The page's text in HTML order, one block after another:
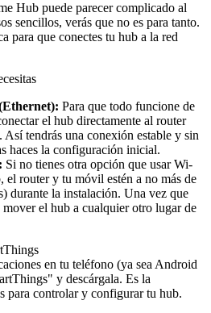
Hub puede parecer complicado al
sencillos, verás que no es para tanto.
para que conectes tu hub a la red
Para que todo funcione de
el hub directamente al router
Así tendrás una conexión estable y sin
haces la configuración inicial.
Si no tienes otra opción que usar Wi-
el router y tu móvil estén a no más de
durante la instalación. Una vez que
mover el hub a cualquier otro lugar de
en tu teléfono (ya sea Android
y descárgala. Es la
para controlar y configurar tu hub.